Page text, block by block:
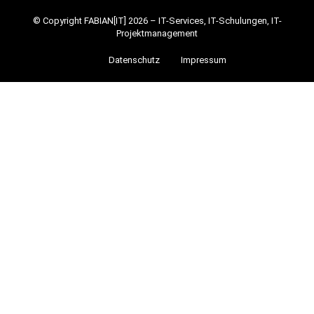
© Copyright FABIAN[IT] 2026 – IT-Services, IT-Schulungen, IT-
Projektmanagement
Datenschutz Impressum